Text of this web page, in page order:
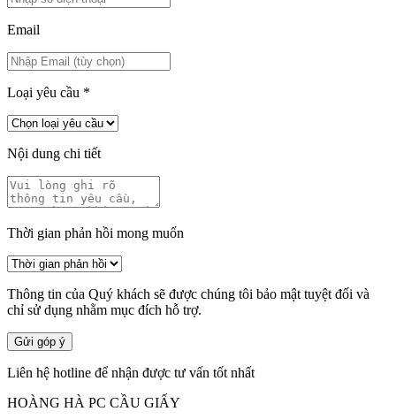
Email
Loại yêu cầu *
Nội dung chi tiết
Thời gian phản hồi mong muốn
Thông tin của Quý khách sẽ được chúng tôi bảo mật tuyệt đối và
chỉ sử dụng nhằm mục đích hỗ trợ.
Gửi góp ý
Liên hệ hotline để nhận được tư vấn tốt nhất
HOÀNG HÀ PC CẦU GIẤY